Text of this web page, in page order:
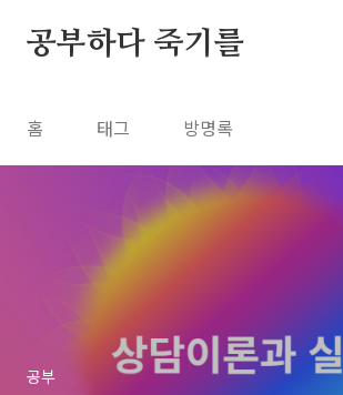
공부하다 죽기를
홈 태그 방명록
공부